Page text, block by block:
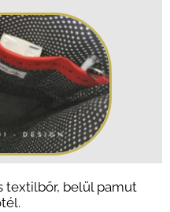
textilbőr, belül pamut